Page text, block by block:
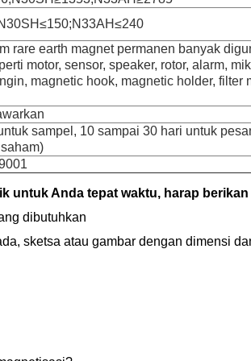
rare earth magnet permanen banyak
motor, sensor, speaker, rotor, alarm,
magnetic hook, magnetic holder, filter
sampel, 10 sampai 30 hari untuk
untuk Anda tepat waktu, harap
dibutuhkan
sketsa atau gambar dengan dimensi